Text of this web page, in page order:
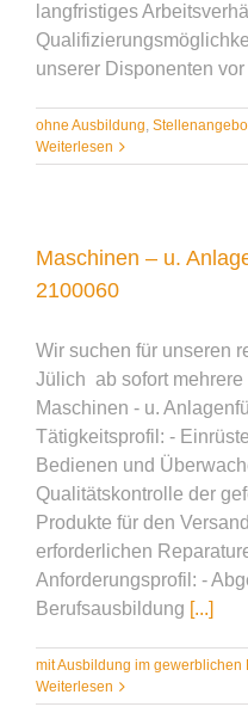
langfristiges
unserer Disponenten vor
ohne Ausbildung,
Weiterlesen
Maschinen – u.
2100060
Wir suchen für unseren
Jülich ab sofort
Maschinen - u.
Tätigkeitsprofil: -
Bedienen und
Qualitätskontrolle der
Produkte für den
erforderlichen
Anforderungsprofil: -
Berufsausbildung [...]
mit Ausbildung im gewerblichen
Weiterlesen